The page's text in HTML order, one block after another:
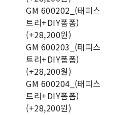
GM 600202_(태피스
트리+DIY폼폼)
(+28,200원)
GM 600203_(태피스
트리+DIY폼폼)
(+28,200원)
GM 600204_(태피스
트리+DIY폼폼)
(+28,200원)